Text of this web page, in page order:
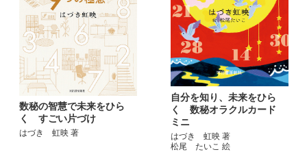
数秘の智慧で未来をひら
く すごい片づけ
はづき 虹映 著
自分を知り、未来をひら
く 数秘オラクルカード
ミニ
はづき 虹映 著
松尾 たいこ 絵